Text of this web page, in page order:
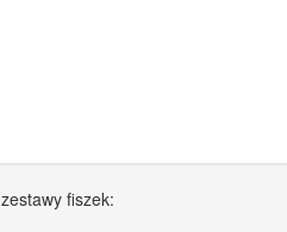
fiszek: